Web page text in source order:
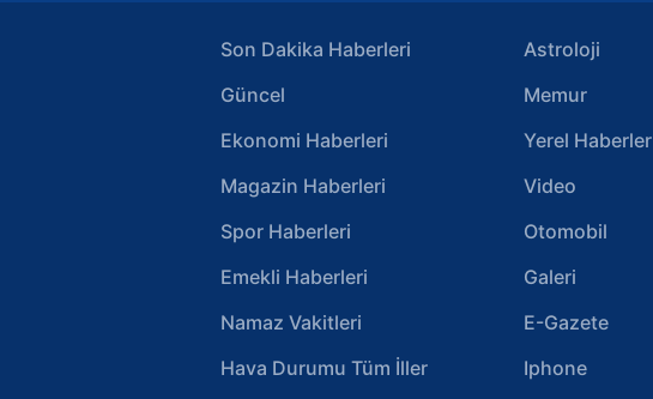
Son Dakika Haberleri
Güncel
Ekonomi Haberleri
Magazin Haberleri
Spor Haberleri
Emekli Haberleri
Namaz Vakitleri
Hava Durumu Tüm İller
Astroloji
Memur
Yerel Haberler
Video
Otomobil
Galeri
E-Gazete
Iphone